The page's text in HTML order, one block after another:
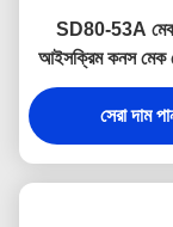
SD80-53A
আইসক্রিম কনস মেক
লাইন 8-10kg/h
সেরা দাম